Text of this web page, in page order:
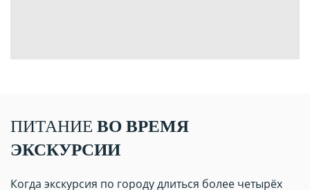
ПИТАНИЕ ВО ВРЕМЯ
ЭКСКУРСИИ
Когда экскурсия по городу длиться более четырёх